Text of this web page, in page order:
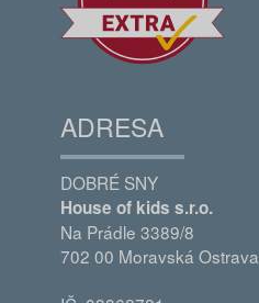
ADRESA
DOBRÉ SNY
House of kids s.r.o.
Na Prádle 3389/8
702 00 Moravská Ostrava